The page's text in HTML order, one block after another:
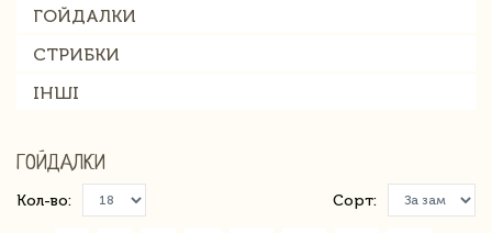
ГОЙДАЛКИ
СТРИБКИ
ІНШІ
ГОЙДАЛКИ
Кол-во: Сорт: